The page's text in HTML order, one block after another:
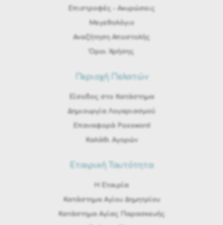
Eπιστροφές - Ακυρώσεις
Μεγεθολόγιο
Αναζήτηση Αποστολής
Όροι Χρήσης
Περιοχή Πελατών
Είσοδος στο Κατάστημα
Δημιουργία Λογαριασμού
Επαναφορά Password
Καλάθι Αγορών
Εταιρική Ταυτότητα
H Εταιρία
Κατάστημα Αγίου Δημητρίου
Κατάστημα Αγίας Παρασκευής